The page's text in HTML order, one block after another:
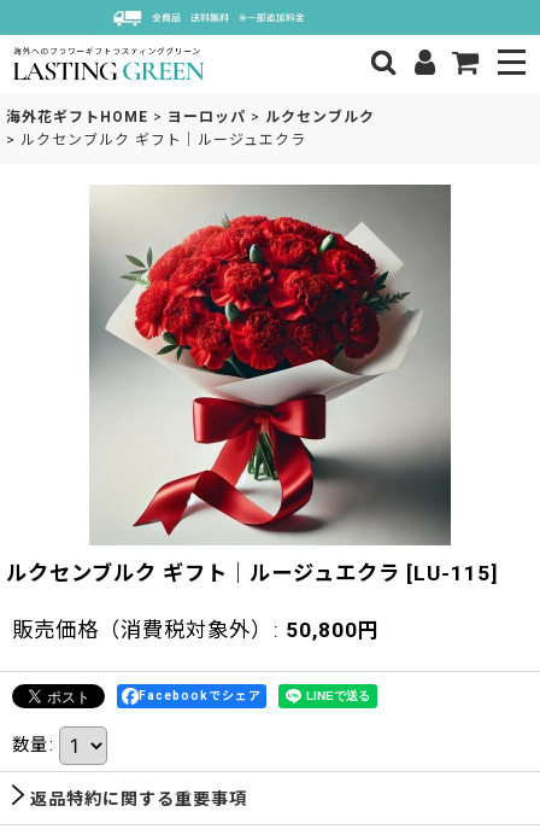
海外花ギフトHOME > ヨーロッパ > ルクセンブルク
> ルクセンブルク ギフト｜ルージュエクラ
ルクセンブルク ギフト｜ルージュエクラ [LU-115]
販売価格（消費税対象外） : 50,800 円
Facebookでシェア
数量:
返品特約に関する重要事項